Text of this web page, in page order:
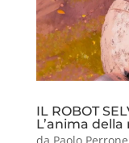
IL ROBOT
L’anima